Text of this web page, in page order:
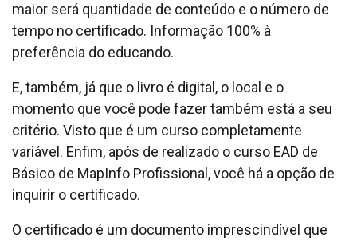
maior será quantidade de conteúdo e o número de
tempo no certificado. Informação 100% à
preferência do educando.
E, também, já que o livro é digital, o local e o
momento que você pode fazer também está a seu
critério. Visto que é um curso completamente
variável. Enfim, após de realizado o curso EAD de
Básico de MapInfo Profissional, você há a opção de
inquirir o certificado.
O certificado é um documento imprescindível que